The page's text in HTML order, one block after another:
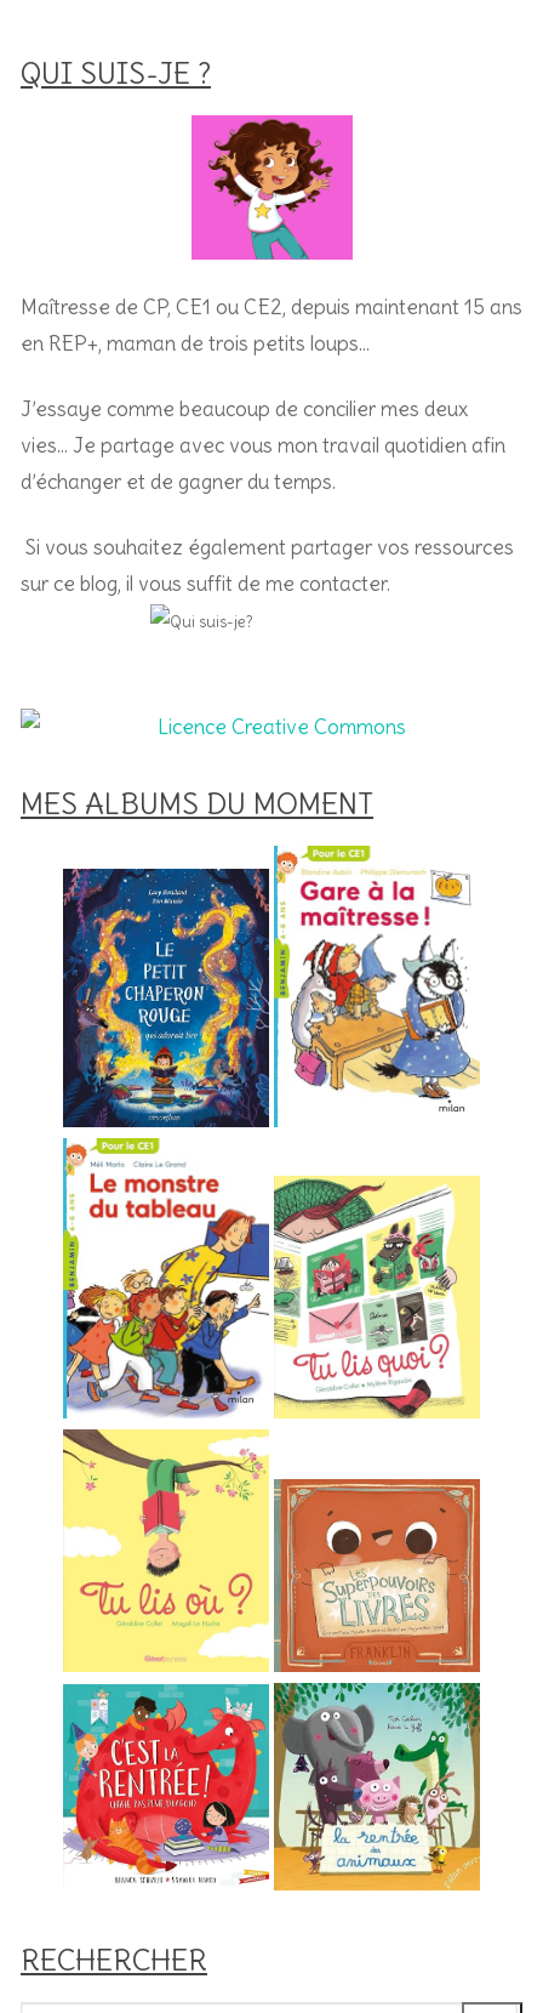
QUI SUIS-JE ?
Maîtresse de CP, CE1 ou CE2, depuis maintenant 15 ans
en REP+, maman de trois petits loups…
J’essaye comme beaucoup de concilier mes deux
vies… Je partage avec vous mon travail quotidien afin
d’échanger et de gagner du temps.
Si vous souhaitez également partager vos ressources
sur ce blog, il vous suffit de me contacter.
MES ALBUMS DU MOMENT
RECHERCHER